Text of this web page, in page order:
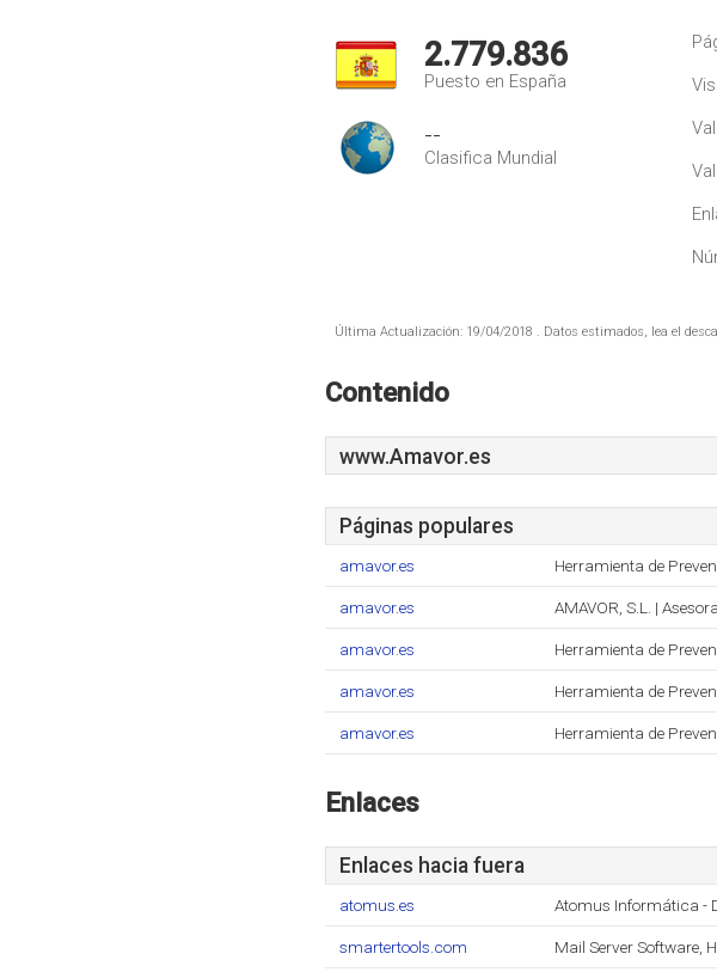
2.779.836
Puesto en España
--
Clasifica Mundial
Última Actualización: 19/04/2018 . Datos estimados, lea el
Contenido
www.Amavor.es
Páginas populares
amavor.es Herramienta de
amavor.es AMAVOR, S.L. |
amavor.es Herramienta de
amavor.es Herramienta de
amavor.es Herramienta de
Enlaces
Enlaces hacia fuera
atomus.es Atomus Informática -
smartertools.com Mail Server Software,